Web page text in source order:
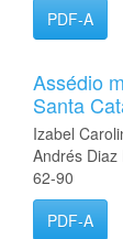
PDF-A
Assédio
Santa
Izabel
Andrés
62-90
PDF-A